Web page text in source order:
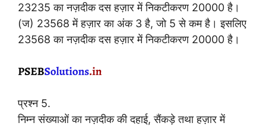
23235 का नज़दीक दस हज़ार में निकटीकरण 20000 है।
(ज) 23568 में हज़ार का अंक 3 है, जो 5 से कम है। इसलिए
23568 का नज़दीक दस हज़ार में निकटीकरण 20000 है।
प्रश्न 5.
निम्न संख्याओं का नज़दीक की दहाई, सैंकड़े तथा हज़ार में